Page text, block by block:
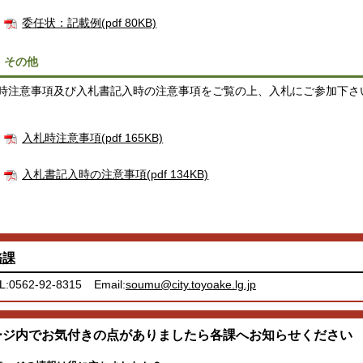
委任状：記載例(pdf 80KB)
その他
注意事項及び入札書記入時の注意事項をご覧の上、入札にご参加下さ
入札時注意事項(pdf 165KB)
入札書記入時の注意事項(pdf 134KB)
課
92-8315 Email:soumu@city.toyoake.lg.jp
内でお気付きの点がありましたら各課へお知らせください